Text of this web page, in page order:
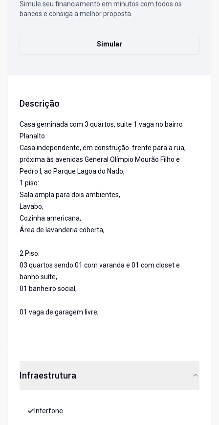
Simule seu financiamento em minutos com todos os
bancos e consiga a melhor proposta.
Simular
Descrição
Casa geminada com 3 quartos, suite 1 vaga no bairro
Planalto
Casa independente, em construção. frente para a rua,
próxima às avenidas General Olímpio Mourão Filho e
Pedro l, ao Parque Lagoa do Nado,
1 piso:
Sala ampla para dois ambientes,
Lavabo,
Cozinha americana,
Área de lavanderia coberta,
2 Piso:
03 quartos sendo 01 com varanda e 01 com closet e
banho suíte,
01 banheiro social;
01 vaga de garagem livre,
Infraestrutura
Interfone